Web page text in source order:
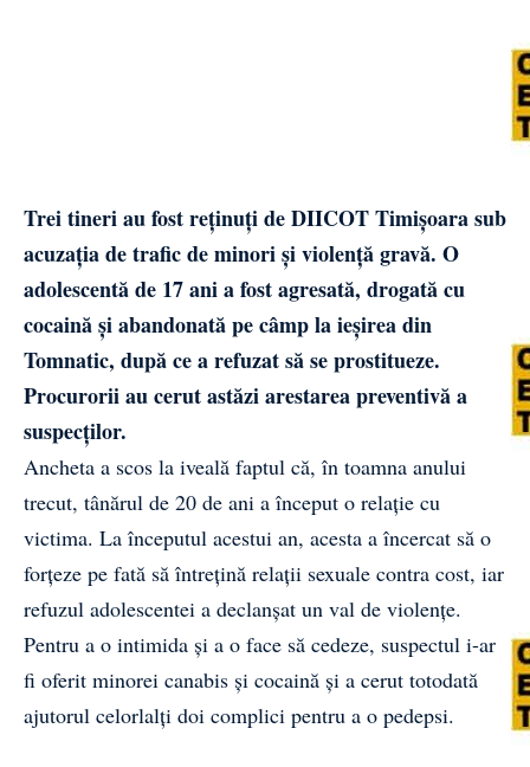
Trei tineri au fost reținuți de DIICOT Timișoara sub
acuzația de trafic de minori și violență gravă. O
adolescentă de 17 ani a fost agresată, drogată cu
cocaină și abandonată pe câmp la ieșirea din
Tomnatic, după ce a refuzat să se prostitueze.
Procurorii au cerut astăzi arestarea preventivă a
suspecților.
Ancheta a scos la iveală faptul că, în toamna anului
trecut, tânărul de 20 de ani a început o relație cu
victima. La începutul acestui an, acesta a încercat să o
forțeze pe fată să întrețină relații sexuale contra cost, iar
refuzul adolescentei a declanșat un val de violențe.
Pentru a o intimida și a o face să cedeze, suspectul i-ar
fi oferit minorei canabis și cocaină și a cerut totodată
ajutorul celorlalți doi complici pentru a o pedepsi.